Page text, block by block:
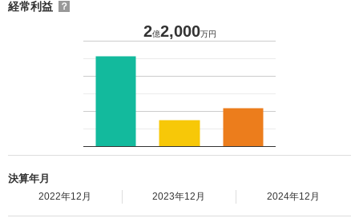
経常利益 ？
2億2,000万円
決算年月
2022年12月 2023年12月 2024年12月